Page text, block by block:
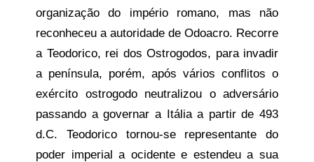
organização do império romano, mas não
reconheceu a autoridade de Odoacro. Recorre
a Teodorico, rei dos Ostrogodos, para invadir
a península, porém, após vários conflitos o
exército ostrogodo neutralizou o adversário
passando a governar a Itália a partir de 493
d.C. Teodorico tornou-se representante do
poder imperial a ocidente e estendeu a sua